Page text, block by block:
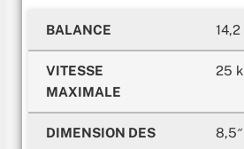
BALANCE 14,2
VITESSE
MAXIMALE
25
DIMENSION DES
8,5″